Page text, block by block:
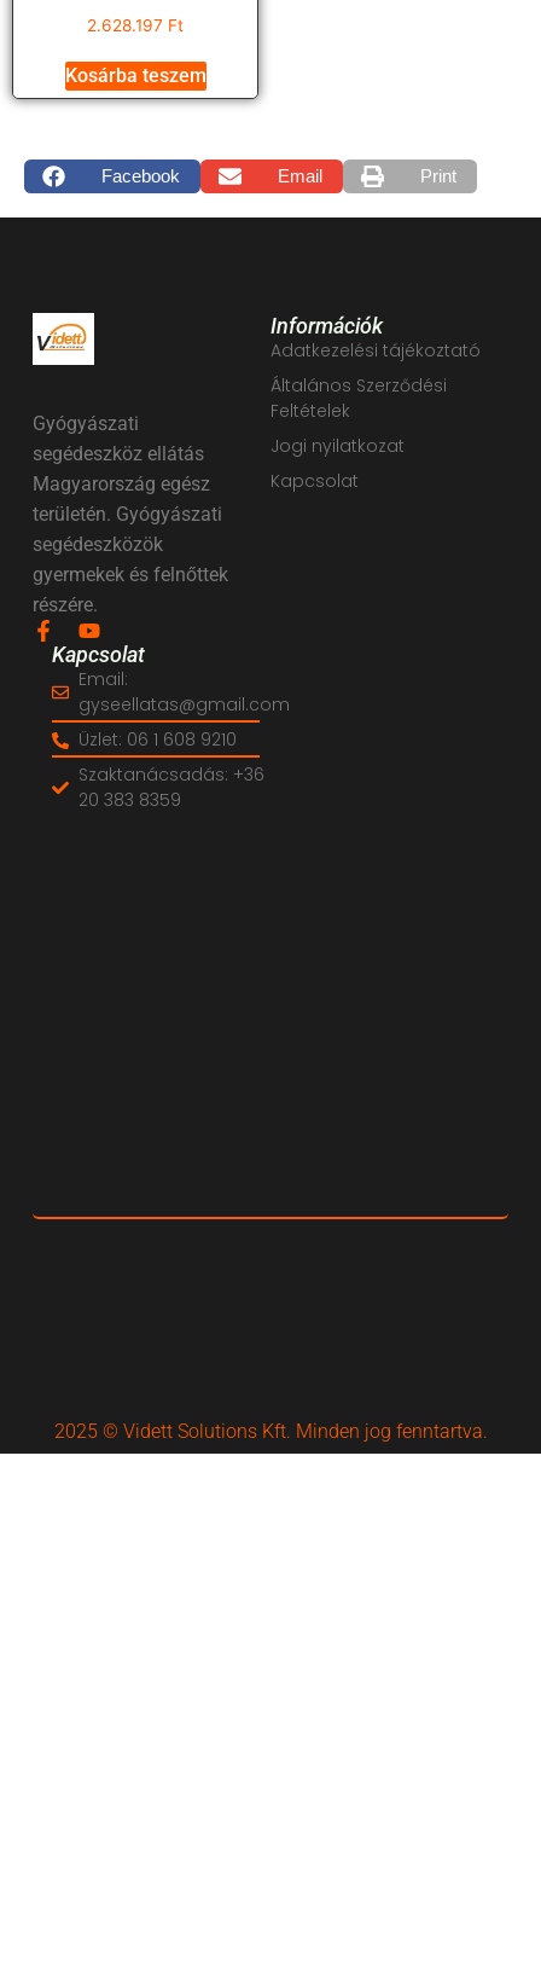
2.628.197 Ft
Kosárba teszem
Facebook Email Print
Gyógyászati
segédeszköz ellátás
Magyarország egész
területén. Gyógyászati
segédeszközök
gyermekek és felnőttek
részére.
Információk
Adatkezelési tájékoztató
Általános Szerződési
Feltételek
Jogi nyilatkozat
Kapcsolat
Kapcsolat
Email:
gyseellatas@gmail.com
Üzlet: 06 1 608 9210
Szaktanácsadás: +36
20 383 8359
2025 © Vidett Solutions Kft. Minden jog fenntartva.